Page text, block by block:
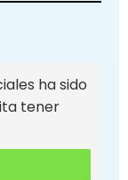
ha sido
tener